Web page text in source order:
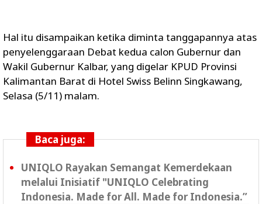
Hal itu disampaikan ketika diminta tanggapannya atas
penyelenggaraan Debat kedua calon Gubernur dan
Wakil Gubernur Kalbar, yang digelar KPUD Provinsi
Kalimantan Barat di Hotel Swiss Belinn Singkawang,
Selasa (5/11) malam.
Baca juga:
UNIQLO Rayakan Semangat Kemerdekaan
melalui Inisiatif "UNIQLO Celebrating
Indonesia. Made for All. Made for Indonesia.”